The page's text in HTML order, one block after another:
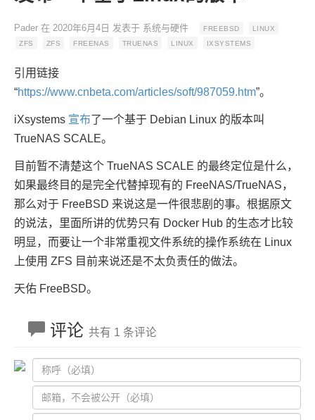
Pader 在 2020年6月4日 发表于 系统与硬件 FREEBSD
LINUX
ZFS
ZFS FREENAS TRUENAS LINUX IXSYSTEMS
引用链接
“https://www.cnbeta.com/articles/soft/987059.htm”。
iXsystems 宣布了一个基于 Debian Linux 的版本叫
TrueNAS SCALE。
目前暂不清楚这个 TrueNAS SCALE 的最终定位是什么，
如果最终目的是完全代替掉现有的 FreeNAS/TrueNAS，
那么对于 FreeBSD 来说这是一件很悲剧的事。根据原文
的说法，里面所讲的优势只有 Docker Hub 的生态才比较
明显，而要让一个非常重视文件系统的操作系统在 Linux
上使用 ZFS 目前来说还是不太负责任的做法。
天佑 FreeBSD。
评论 共有 1 条评论